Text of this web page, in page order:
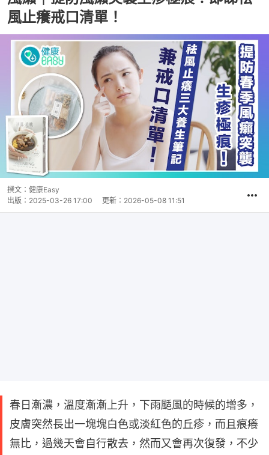
風止癢戒口清單！
撰文： 健康Easy
出版： 2025-03-26 17:00 更新： 2026-05-08 11:51
春日漸濃，溫度漸漸上升，下雨颳風的時候的增多，
皮膚突然長出一塊塊白色或淡紅色的丘疹，而且痕癢
無比，過幾天會自行散去，然而又會再次復發，不少